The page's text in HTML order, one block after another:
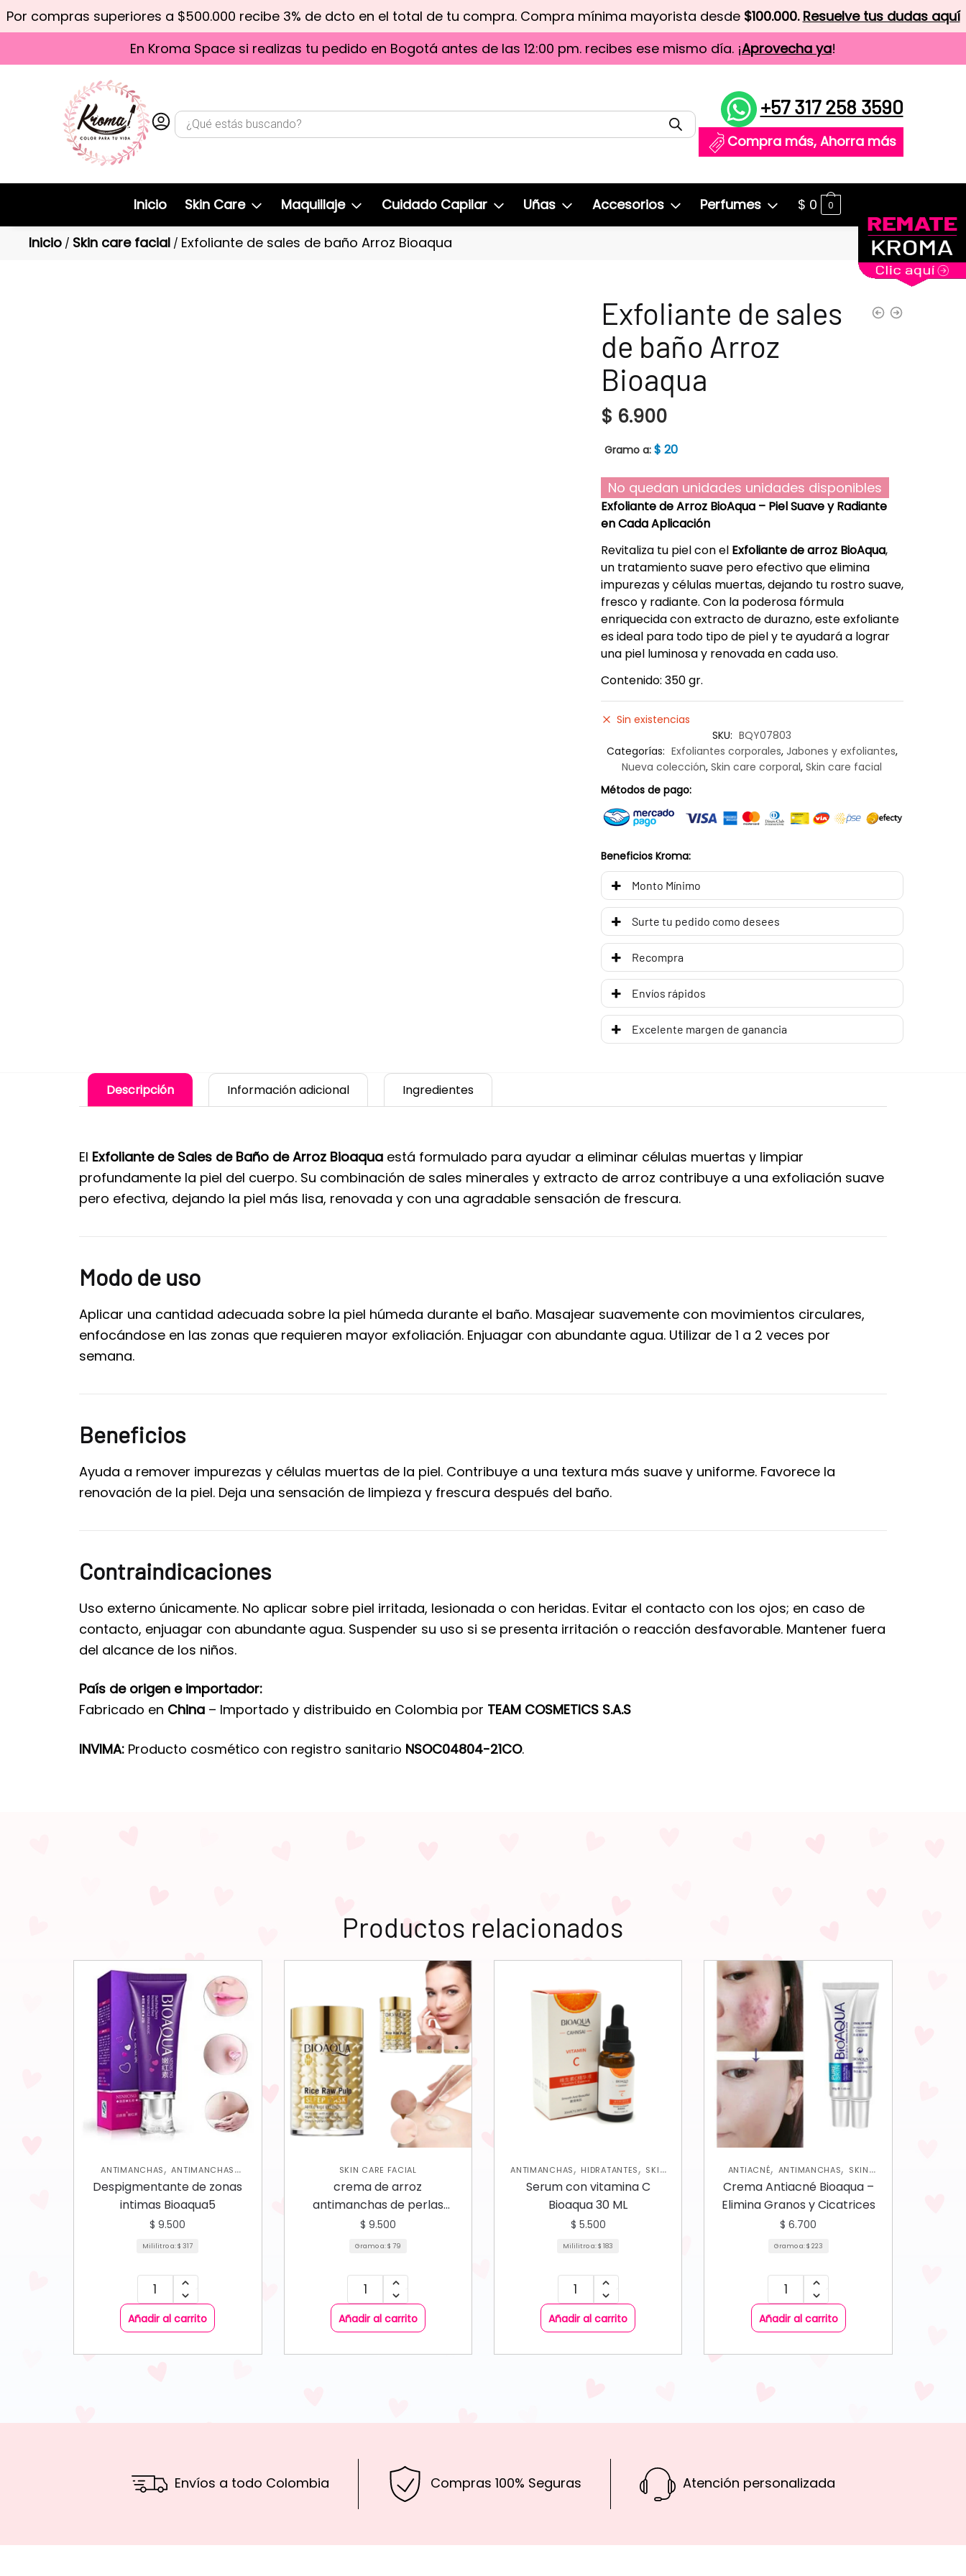
Por compras superiores a $500.000 recibe 3% de dcto en el total de tu compra. Compra mínima mayorista desde $100.000. Resuelve tus dudas aquí
En Kroma Space si realizas tu pedido en Bogotá antes de las 12:00 pm. recibes ese mismo día. ¡Aprovecha ya!
+57 317 258 3590
Compra más, Ahorra más
Inicio Skin Care Maquillaje Cuidado Capilar Uñas Accesorios Perfumes $ 0 0
Inicio / Skin care facial / Exfoliante de sales de baño Arroz Bioaqua
Exfoliante de sales
de baño Arroz
Bioaqua
$ 6.900
Gramo a: $ 20
No quedan unidades unidades disponibles
Exfoliante de Arroz BioAqua – Piel Suave y Radiante
en Cada Aplicación
Revitaliza tu piel con el Exfoliante de arroz BioAqua,
un tratamiento suave pero efectivo que elimina
impurezas y células muertas, dejando tu rostro suave,
fresco y radiante. Con la poderosa fórmula
enriquecida con extracto de durazno, este exfoliante
es ideal para todo tipo de piel y te ayudará a lograr
una piel luminosa y renovada en cada uso.
Contenido: 350 gr.
Sin existencias
SKU: BQY07803
Categorías: Exfoliantes corporales, Jabones y exfoliantes,
Nueva colección,Skin care corporal,Skin care facial
Métodos de pago:
Beneficios Kroma:
Monto Mínimo
Surte tu pedido como desees
Recompra
Envíos rápidos
Excelente margen de ganancia
Descripción Información adicional Ingredientes
El Exfoliante de Sales de Baño de Arroz Bioaquaestá formulado para ayudar a eliminar células muertas y limpiar
profundamente la piel del cuerpo. Su combinación de sales minerales y extracto de arroz contribuye a una exfoliación suave
pero efectiva, dejando la piel más lisa, renovada y con una agradable sensación de frescura.
Modo de uso
Aplicar una cantidad adecuada sobre la piel húmeda durante el baño. Masajear suavemente con movimientos circulares,
enfocándose en las zonas que requieren mayor exfoliación. Enjuagar con abundante agua. Utilizar de 1 a 2 veces por
semana.
Beneficios
Ayuda a remover impurezas y células muertas de la piel. Contribuye a una textura más suave y uniforme. Favorece la
renovación de la piel. Deja una sensación de limpieza y frescura después del baño.
Contraindicaciones
Uso externo únicamente. No aplicar sobre piel irritada, lesionada o con heridas. Evitar el contacto con los ojos; en caso de
contacto, enjuagar con abundante agua. Suspender su uso si se presenta irritación o reacción desfavorable. Mantener fuera
del alcance de los niños.
País de origen e importador:
Fabricado en China– Importado y distribuido en Colombia por TEAM COSMETICS S.A.S
INVIMA:Producto cosmético con registro sanitario NSOC04804-21CO.
Productos relacionados
ANTIMANCHAS,ANTIMANCHAS
CORPORAL,SKIN CARE CORPORAL,
SKIN CARE FACIAL
Despigmentante de zonas
intimas Bioaqua5
$ 9.500
Mililitro a:$ 317
Añadir al carrito
SKIN CARE FACIAL
crema de arroz
antimanchas de perlas
marinas bioaqua
$ 9.500
Gramo a:$ 79
Añadir al carrito
ANTIMANCHAS, HIDRATANTES, SKIN
CARE FACIAL
Serum con vitamina C
Bioaqua 30 ML
$ 5.500
Mililitro a:$ 183
Añadir al carrito
ANTIACNÉ, ANTIMANCHAS, SKIN
CARE FACIAL
Crema Antiacné Bioaqua –
Elimina Granos y Cicatrices
$ 6.700
Gramo a:$ 223
Añadir al carrito
Envíos a todo Colombia Compras 100% Seguras Atención personalizada